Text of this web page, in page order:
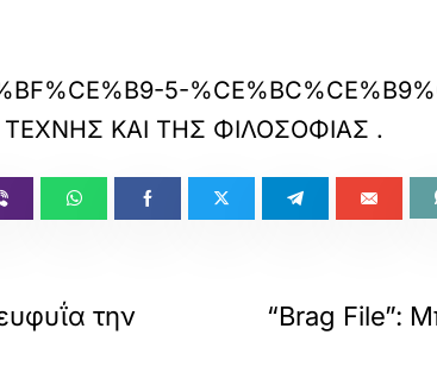
5-
ΚΑΙ ΤΗΣ ΦΙΛΟΣΟΦΙΑΣ .
την
“Brag File”: